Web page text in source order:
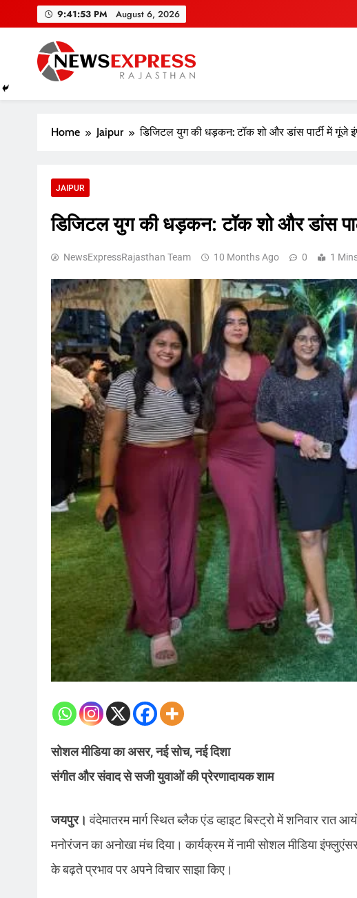
9:41:54 PM August 6, 2026
Home Jaipur डिजिटल युग की धड़कन: टॉक शो और डांस पार्टी में गूंजे
JAIPUR
डिजिटल युग की धड़कन: टॉक शो और डांस
NewsExpressRajasthan Team 10 Months Ago 0 1
सोशल मीडिया का असर, नई सोच, नई दिशा
संगीत और संवाद से सजी युवाओं की प्रेरणादायक शाम
जयपुर।वंदेमातरम मार्ग स्थित ब्लैक एंड व्हाइट बिस्ट्रो में शनिवार
मनोरंजन का अनोखा मंच दिया। कार्यक्रम में नामी सोशल मीडिया
के बढ़ते प्रभाव पर अपने विचार साझा किए।